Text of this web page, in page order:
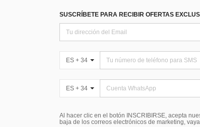
SUSCRÍBETE PARA RECIBIR OFERTAS
ES + 34
ES + 34
Al hacer clic en el botón INSCRIBIRSE, acepta
baja de los correos electrónicos de marketing,